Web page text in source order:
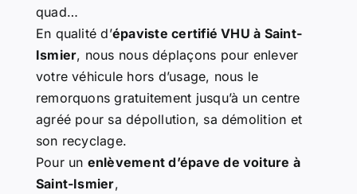
quad…
En qualité d’épaviste certifié VHU à Saint-
Ismier, nous nous déplaçons pour enlever
votre véhicule hors d’usage, nous le
remorquons gratuitement jusqu’à un centre
agréé pour sa dépollution, sa démolition et
son recyclage.
Pour un enlèvement d’épave de voiture à
Saint-Ismier,